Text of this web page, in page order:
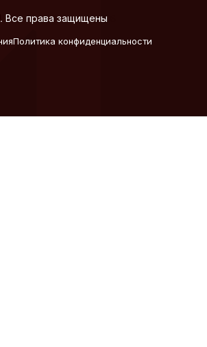
Все права защищены
Политика конфиденциальности